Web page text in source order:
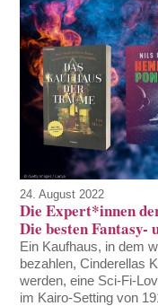
24. August 2022
Die Expert*innen
Die besten Fantasy-
Ein Kaufhaus, in dem
bezahlen, Cinderellas
werden, eine Sci-Fi-
im Kairo-Setting von